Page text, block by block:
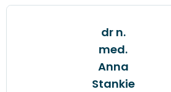
dr n.
med.
Anna
Stankie